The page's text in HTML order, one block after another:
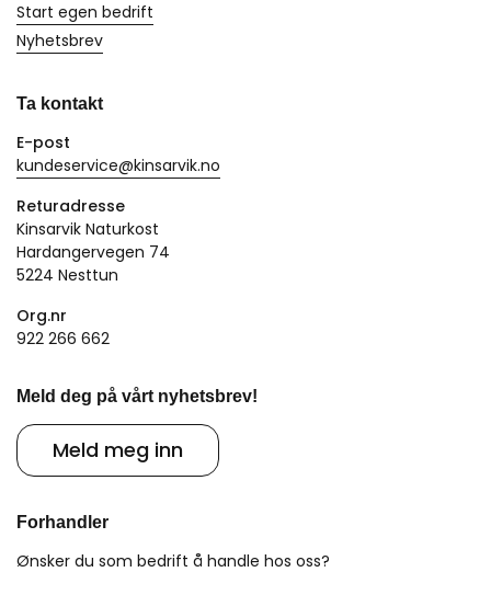
Start egen bedrift
Nyhetsbrev
Ta kontakt
E-post
kundeservice@kinsarvik.no
Returadresse
Kinsarvik Naturkost
Hardangervegen 74
5224 Nesttun
Org.nr
922 266 662
Meld deg på vårt nyhetsbrev!
Meld meg inn
Forhandler
Ønsker du som bedrift å handle hos oss?